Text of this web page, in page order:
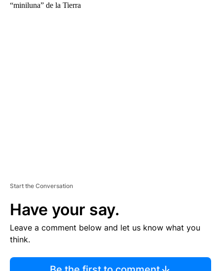
“miniluna” de la Tierra
Start the Conversation
Have your say.
Leave a comment below and let us know what you
think.